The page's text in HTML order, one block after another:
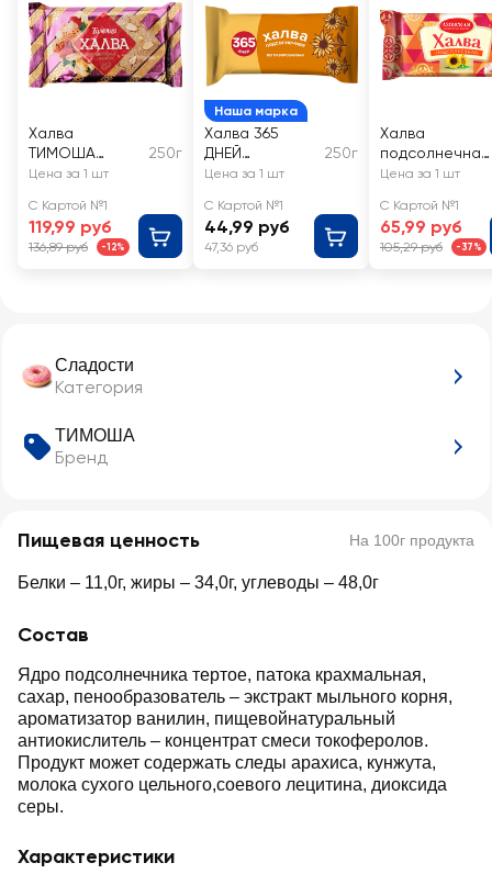
Сладости
Категория
ТИМОША
Бренд
Пищевая ценность На 100г продукта
Белки – 11,0г, жиры – 34,0г, углеводы – 48,0г
Состав
Ядро подсолнечника тертое, патока крахмальная,
сахар, пенообразователь – экстракт мыльного корня,
ароматизатор ванилин, пищевойнатуральный
антиокислитель – концентрат смеси токоферолов.
Продукт может содержать следы арахиса, кунжута,
молока сухого цельного,соевого лецитина, диоксида
серы.
Характеристики
Халва
ТИМОША
Подсолнечная
250г
Цена за 1 шт
С Картой №1
119,99 руб
136,89 руб -12%
Наша марка
Халва 365
ДНЕЙ
Подсолнечная
250г
Цена за 1 шт
С Картой №1
44,99 руб
47,36 руб
Халва
подсолнечная
АЗОВСКАЯ КФ
Цена за 1 шт
С Картой №1
65,99 руб
105,29 руб -37%